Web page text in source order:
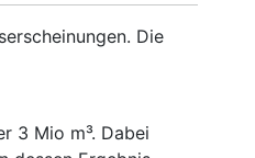
Die
3 Mio m³. Dabei